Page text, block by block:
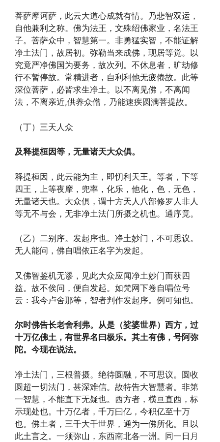
菩萨摩诃萨，此云大道心成就有情。乃悲智双运，
自他兼利之称。佛为法王，文殊绍佛家业，名法王
子。菩萨众中，智慧第一。非勇猛实智，不能证解
净土法门，故居初。弥勒当来成佛，现居等觉。以
究竟严净佛国为要务，故次列。不休息者，旷劫修
行不暂停故。常精进者，自利利他无疲倦故。此等
深位菩萨，必皆求生净土。以不离见佛，不离闻
法，不离亲近,供养众僧，乃能速疾圆满菩提故。
（丁）三天人众
及释提桓因等，无量诸天大众俱。
释提桓因，此云能为主，即忉利天王。等者，下等
四王，上等夜摩，兜率，化乐，他化，色，无色，
无量诸天也。大众俱，谓十方天人八部修罗人非人
等无不与会，无非净土法门所摄之机也。通序竟。
（乙）二别序。发起序也。净土妙门，不可思议。
无人能问，佛自唱依正名字为发起。
又佛智鉴机无谬，见此大众应闻净土妙门而获四
益。故不俟问，便自发起。如梵网下卷自唱位号
云：我今卢舍那等，智者判作发起序。例可知也。
尔时佛告长老舍利弗。从是（娑婆世界）西方，过
十万亿佛土，有世界名曰极乐。其土有佛，号阿弥
陀。今现在说法。
净土法门，三根普摄。绝待圆融，不可思议。圆收
圆超一切法门，甚深难信。故特告大智慧者。非第
一智慧，不能直下无疑也。西方者，横亘直西，标
示现处也。十万亿者，千万曰亿，今积亿至十万
也。佛土者，三千大千世界，通为一佛所化。且以
此土言之。一须弥山，东西南北各一洲。同一日月